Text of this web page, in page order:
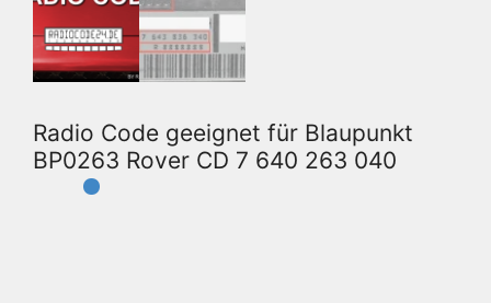
Radio Code geeignet für Blaupunkt
BP0263 Rover CD 7 640 263 040